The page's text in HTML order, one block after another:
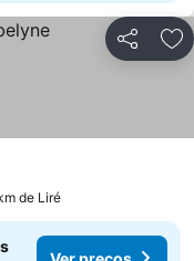
Partilhar
de Liré